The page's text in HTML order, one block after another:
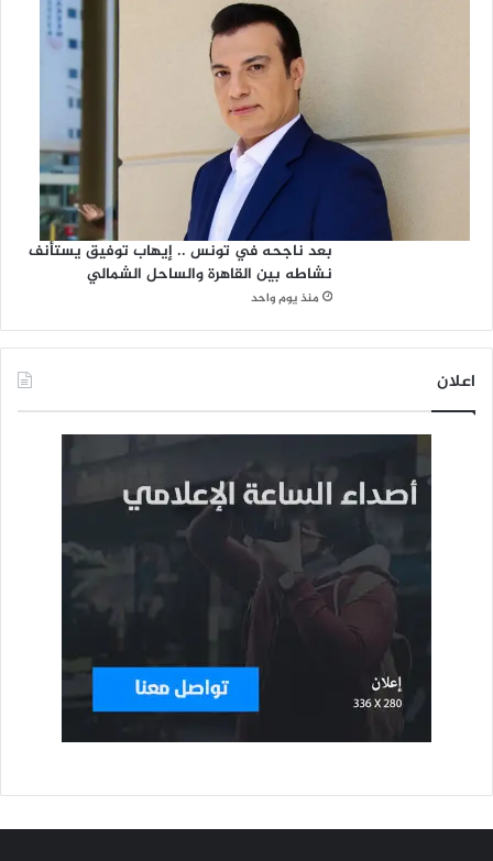
بعد ناجحه في تونس .. إيهاب توفيق يستأنف
نشاطه بين القاهرة والساحل الشمالي
منذ يوم واحد
اعلان